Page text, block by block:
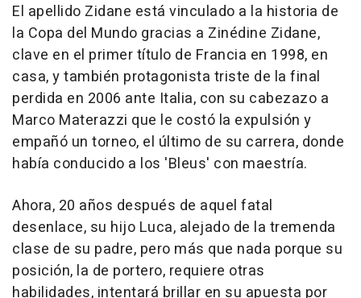
El apellido Zidane está vinculado a la historia de
la Copa del Mundo gracias a Zinédine Zidane,
clave en el primer título de Francia en 1998, en
casa, y también protagonista triste de la final
perdida en 2006 ante Italia, con su cabezazo a
Marco Materazzi que le costó la expulsión y
empañó un torneo, el último de su carrera, donde
había conducido a los 'Bleus' con maestría.
Ahora, 20 años después de aquel fatal
desenlace, su hijo Luca, alejado de la tremenda
clase de su padre, pero más que nada porque su
posición, la de portero, requiere otras
habilidades, intentará brillar en su apuesta por